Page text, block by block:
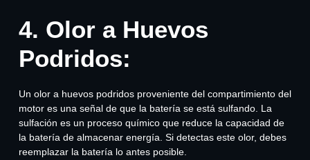
4. Olor a Huevos
Podridos:
Un olor a huevos podridos proveniente del compartimiento del
motor es una señal de que la batería se está sulfando. La
sulfación es un proceso químico que reduce la capacidad de
la batería de almacenar energía. Si detectas este olor, debes
reemplazar la batería lo antes posible.